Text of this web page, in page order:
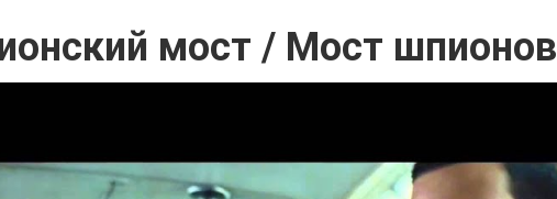
мост / Мост шпионов